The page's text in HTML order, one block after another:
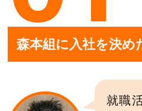
森本組に入社を決め
就職